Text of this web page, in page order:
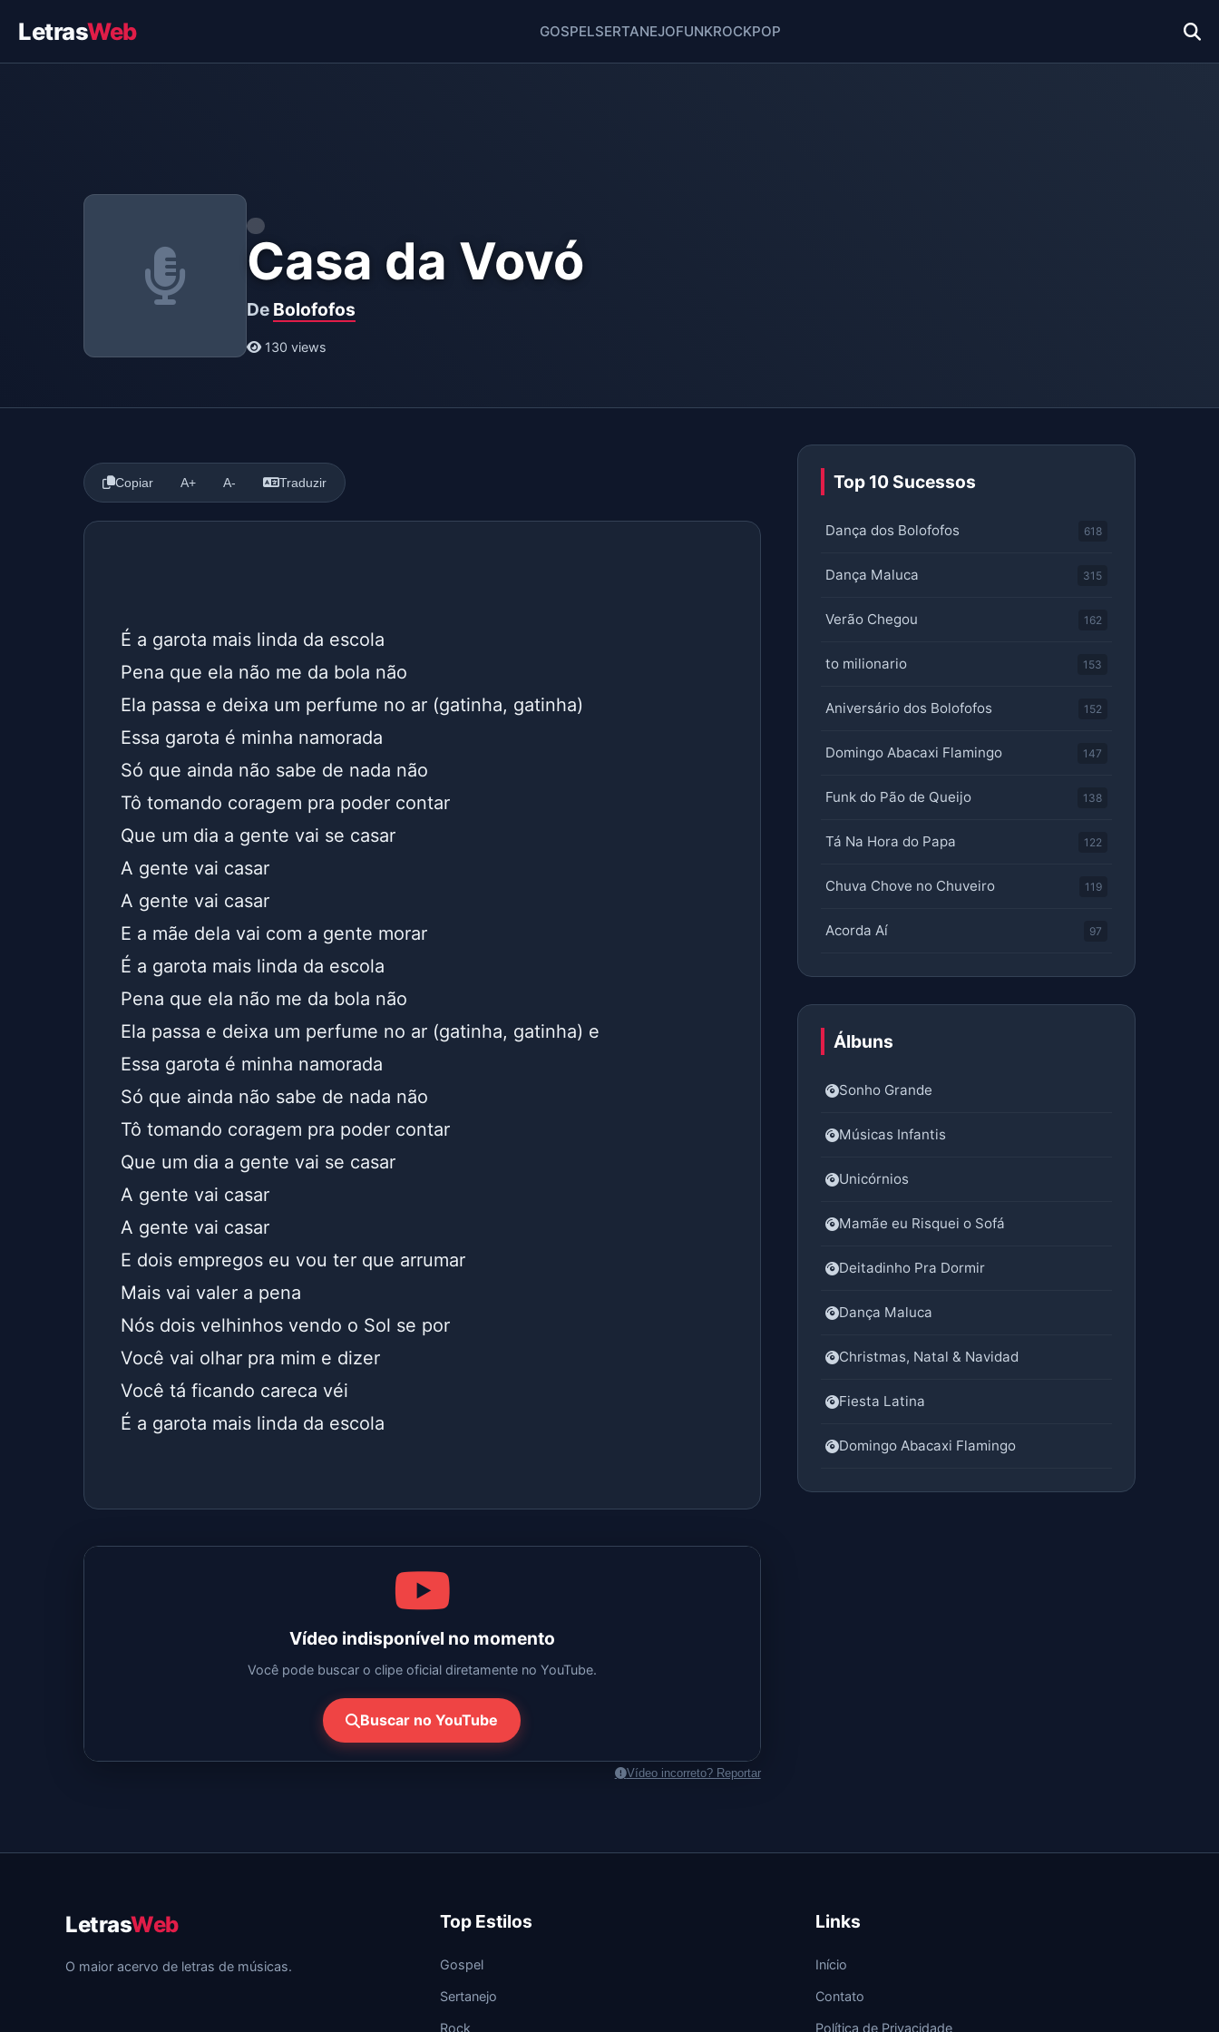
LetrasWeb GOSPELSERTANEJOFUNKROCKPOP
Casa da Vovó
De Bolofofos
130 views
Copiar A+ A- Traduzir
É a garota mais linda da escola
Pena que ela não me da bola não
Ela passa e deixa um perfume no ar (gatinha, gatinha)
Essa garota é minha namorada
Só que ainda não sabe de nada não
Tô tomando coragem pra poder contar
Que um dia a gente vai se casar
A gente vai casar
A gente vai casar
E a mãe dela vai com a gente morar
É a garota mais linda da escola
Pena que ela não me da bola não
Ela passa e deixa um perfume no ar (gatinha, gatinha) e
Essa garota é minha namorada
Só que ainda não sabe de nada não
Tô tomando coragem pra poder contar
Que um dia a gente vai se casar
A gente vai casar
A gente vai casar
E dois empregos eu vou ter que arrumar
Mais vai valer a pena
Nós dois velhinhos vendo o Sol se por
Você vai olhar pra mim e dizer
Você tá ficando careca véi
É a garota mais linda da escola
Vídeo indisponível no momento
Você pode buscar o clipe oficial diretamente no YouTube.
Buscar no YouTube
Vídeo incorreto? Reportar
Top 10 Sucessos
Dança dos Bolofofos 618
Dança Maluca 315
Verão Chegou 162
to milionario 153
Aniversário dos Bolofofos 152
Domingo Abacaxi Flamingo 147
Funk do Pão de Queijo 138
Tá Na Hora do Papa 122
Chuva Chove no Chuveiro 119
Acorda Aí 97
Álbuns
Sonho Grande
Músicas Infantis
Unicórnios
Mamãe eu Risquei o Sofá
Deitadinho Pra Dormir
Dança Maluca
Christmas, Natal & Navidad
Fiesta Latina
Domingo Abacaxi Flamingo
LetrasWeb
O maior acervo de letras de músicas.
Top Estilos
Gospel
Sertanejo
Rock
Links
Início
Contato
Política de Privacidade